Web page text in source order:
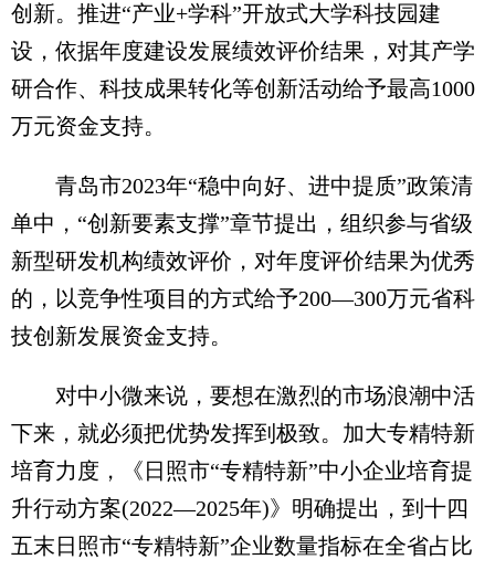
创新。推进“产业+学科”开放式大学科技园建
设，依据年度建设发展绩效评价结果，对其产学
研合作、科技成果转化等创新活动给予最高1000
万元资金支持。
青岛市2023年“稳中向好、进中提质”政策清
单中，“创新要素支撑”章节提出，组织参与省级
新型研发机构绩效评价，对年度评价结果为优秀
的，以竞争性项目的方式给予200—300万元省科
技创新发展资金支持。
对中小微来说，要想在激烈的市场浪潮中活
下来，就必须把优势发挥到极致。加大专精特新
培育力度，《日照市“专精特新”中小企业培育提
升行动方案(2022—2025年)》明确提出，到十四
五末日照市“专精特新”企业数量指标在全省占比